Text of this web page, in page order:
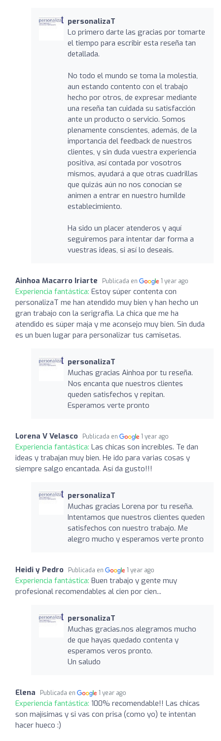
personalizaT
Lo primero darte las gracias por tomarte
el tiempo para escribir esta reseña tan
detallada.
No todo el mundo se toma la molestia,
aun estando contento con el trabajo
hecho por otros, de expresar mediante
una reseña tan cuidada su satisfacción
ante un producto o servicio. Somos
plenamente conscientes, además, de la
importancia del feedback de nuestros
clientes, y sin duda vuestra experiencia
positiva, así contada por vosotros
mismos, ayudará a que otras cuadrillas
que quizás aún no nos conocían se
animen a entrar en nuestro humilde
establecimiento.
Ha sido un placer atenderos y aquí
seguiremos para intentar dar forma a
vuestras ideas, si así lo deseais.
Ainhoa Macarro Iriarte Publicada en 1 year ago
Experiencia fantástica: Estoy súper contenta con
personalizaT me han atendido muy bien y han hecho un
gran trabajo con la serigrafia. La chica que me ha
atendido es súper maja y me aconsejo muy bien. Sin duda
es un buen lugar para personalizar tus camisetas.
personalizaT
Muchas gracias Ainhoa por tu reseña.
Nos encanta que nuestros clientes
queden satisfechos y repitan.
Esperamos verte pronto
Lorena V Velasco Publicada en 1 year ago
Experiencia fantástica: Las chicas son increíbles. Te dan
ideas y trabajan muy bien. He ido para varias cosas y
siempre salgo encantada. Así da gusto!!!
personalizaT
Muchas gracias Lorena por tu reseña.
Intentamos que nuestros clientes queden
satisfechos con nuestro trabajo. Me
alegro mucho y esperamos verte pronto
Heidi y Pedro Publicada en 1 year ago
Experiencia fantástica: Buen trabajo y gente muy
profesional recomendables al cien por cien...
personalizaT
Muchas gracias.nos alegramos mucho
de que hayas quedado contenta y
esperamos veros pronto.
Un saludo
Elena Publicada en 1 year ago
Experiencia fantástica: 100% recomendable!! Las chicas
son majísimas y si vas con prisa (como yo) te intentan
hacer hueco :)